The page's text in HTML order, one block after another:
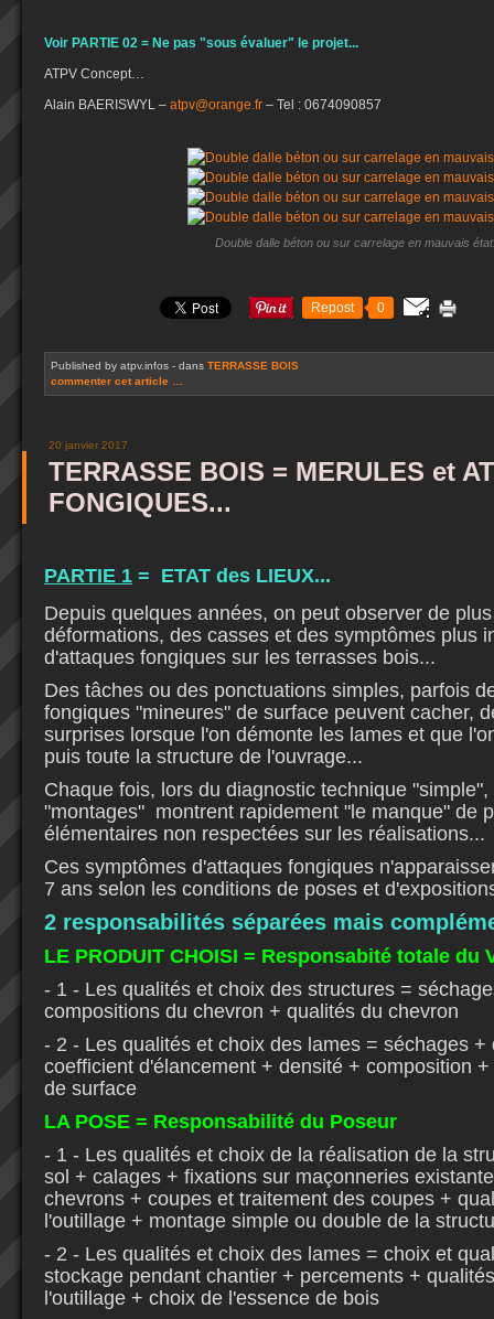
Voir PARTIE 02 = Ne pas "sous évaluer" le projet...
ATPV Concept…
Alain BAERISWYL – atpv@orange.fr – Tel : 0674090857
Double dalle béton ou sur carrelage en mauvais
Repost 0
Published by atpv.infos - dans TERRASSE BOIS
commenter cet article …
20 janvier 2017
TERRASSE BOIS = MERULES et
FONGIQUES...
PARTIE 1 = ETAT des LIEUX...
Depuis quelques années, on peut observer de
déformations, des casses et des symptômes plus
d'attaques fongiques sur les terrasses bois...
Des tâches ou des ponctuations simples, parfois
fongiques "mineures" de surface peuvent cacher,
surprises lorsque l'on démonte les lames et que
puis toute la structure de l'ouvrage...
Chaque fois, lors du diagnostic technique
"montages" montrent rapidement "le manque" de
élémentaires non respectées sur les réalisations...
Ces symptômes d'attaques fongiques
7 ans selon les conditions de poses et
2 responsabilités séparées mais
LE PRODUIT CHOISI = Responsabité totale du
- 1 - Les qualités et choix des structures =
compositions du chevron + qualités du chevron
- 2 - Les qualités et choix des lames = séchages +
coefficient d'élancement + densité + composition
de surface
LA POSE = Responsabilité du Poseur
- 1 - Les qualités et choix de la réalisation de la
sol + calages + fixations sur maçonneries
chevrons + coupes et traitement des coupes +
l'outillage + montage simple ou double de la
- 2 - Les qualités et choix des lames = choix et
stockage pendant chantier + percements +
l'outillage + choix de l'essence de bois